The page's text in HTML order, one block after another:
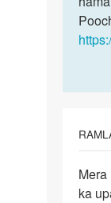
Mera
Ling
ka